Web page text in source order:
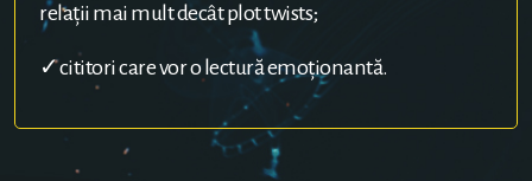
relații mai mult decât plot twists;
✓cititori care vor o lectură emoționantă.